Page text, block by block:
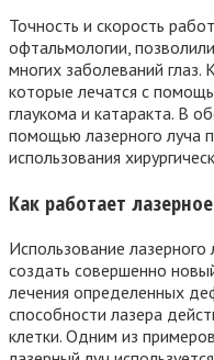
Точность и скорость
офтальмологии,
многих заболеваний
которые лечатся с
глаукома и катаракта. В
помощью лазерного луча
использования
Как работает
Использование
создать совершенно
лечения определенных
способности лазера
клетки. Одним из